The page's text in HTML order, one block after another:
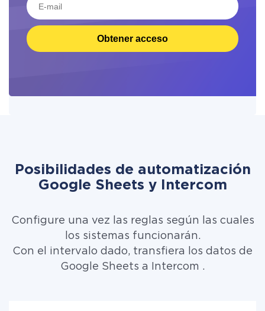
Obtener acceso
Posibilidades de automatización
Google Sheets y Intercom
Configure una vez las reglas según las cuales
los sistemas funcionarán.
Con el intervalo dado, transfiera los datos de
Google Sheets a Intercom .